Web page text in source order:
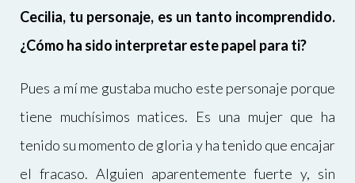
Cecilia, tu personaje, es un tanto incomprendido.
¿Cómo ha sido interpretar este papel para ti?
Pues a mí me gustaba mucho este personaje porque
tiene muchísimos matices. Es una mujer que ha
tenido su momento de gloria y ha tenido que encajar
el fracaso. Alguien aparentemente fuerte y, sin